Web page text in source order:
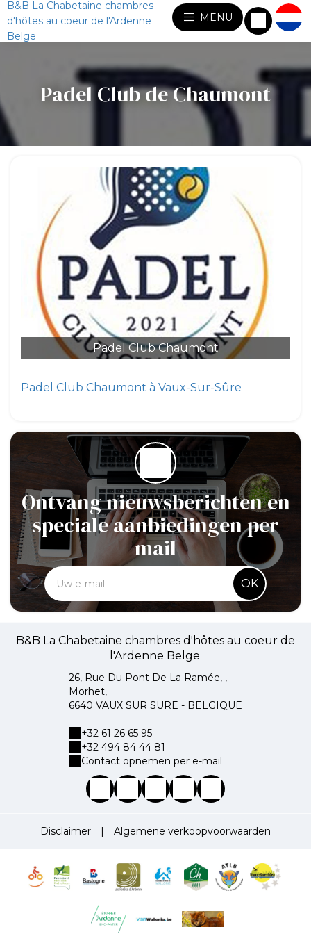
B&B La Chabetaine chambres
d'hôtes au coeur de l'Ardenne
Belge
MENU
Padel Club de Chaumont
Padel Club Chaumont
Padel Club Chaumont à Vaux-Sur-Sûre
Ontvang nieuwsberichten en
speciale aanbiedingen per
mail
OK
B&B La Chabetaine chambres d'hôtes au coeur de
l'Ardenne Belge
26, Rue Du Pont De La Ramée, ,
Morhet,
6640 VAUX SUR SURE - BELGIQUE
+32 61 26 65 95
+32 494 84 44 81
Contact opnemen per e-mail
Disclaimer | Algemene verkoopvoorwaarden